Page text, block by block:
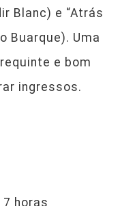
Blanc) e “Atrás
Buarque). Uma
e bom
ingressos.
horas